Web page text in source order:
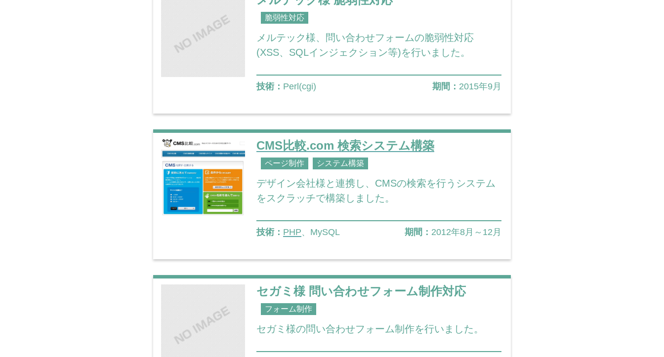
脆弱性対応
メルテック様、問い合わせフォームの脆弱性対応
(XSS、SQLインジェクション等)を行いました。
技術： Perl(cgi) 期間： 2015年9月
CMS比較.com 検索システム構築
ページ制作 システム構築
デザイン会社様と連携し、CMSの検索を行うシステム
をスクラッチで構築しました。
技術： PHP、MySQL 期間： 2012年8月～12月
セガミ様 問い合わせフォーム制作対応
フォーム制作
セガミ様の問い合わせフォーム制作を行いました。